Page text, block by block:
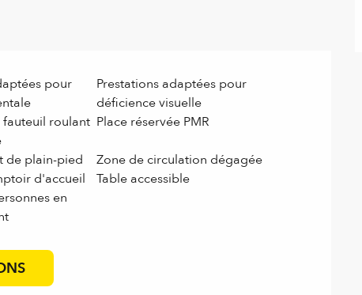
pour
Prestations adaptées pour
déficience visuelle
fauteuil roulant Place réservée PMR
de plain-pied
Zone de circulation dégagée
d'accueil
en
Table accessible